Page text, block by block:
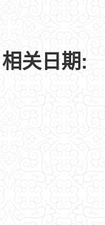
关日期: